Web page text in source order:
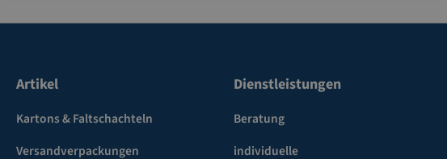
Artikel
Kartons & Faltschachteln
Versandverpackungen
Dienstleistungen
Beratung
individuelle